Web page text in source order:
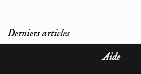
Derniers articles
Aide